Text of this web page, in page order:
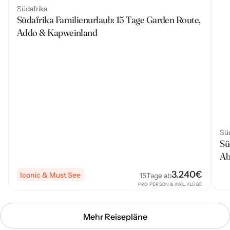
Südafrika
Südafrika Familienurlaub: 15 Tage Garden Route,
Addo & Kapweinland
Iconic & Must See 15Tage ab3.240€
PRO PERSON & INKL. FLÜGE
Mehr Reisepläne